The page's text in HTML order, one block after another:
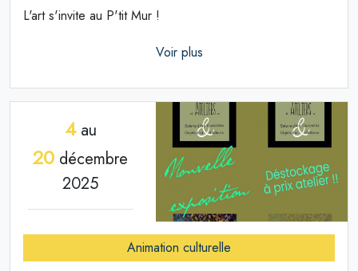
L'art s'invite au P'tit Mur !
Voir plus
4au
20 décembre
2025
Animation culturelle